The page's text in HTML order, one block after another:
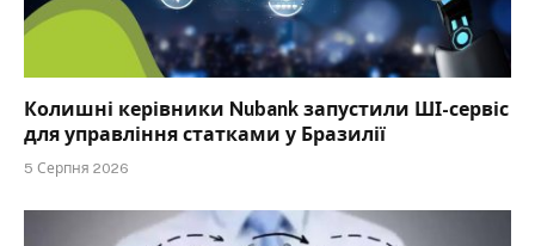
Колишні керівники Nubank запустили ШІ-сервіс
для управління статками у Бразилії
5 Серпня 2026